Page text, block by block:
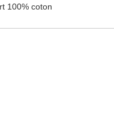
100% coton